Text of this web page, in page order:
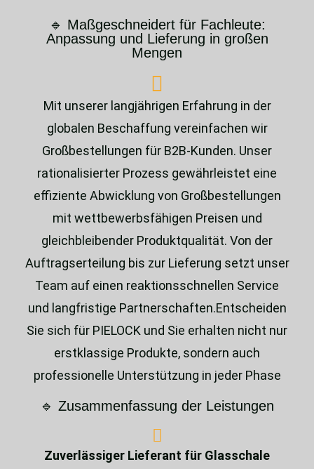
🔹 Maßgeschneidert für Fachleute:
Anpassung und Lieferung in großen
Mengen
Mit unserer langjährigen Erfahrung in der
globalen Beschaffung vereinfachen wir
Großbestellungen für B2B-Kunden. Unser
rationalisierter Prozess gewährleistet eine
effiziente Abwicklung von Großbestellungen
mit wettbewerbsfähigen Preisen und
gleichbleibender Produktqualität. Von der
Auftragserteilung bis zur Lieferung setzt unser
Team auf einen reaktionsschnellen Service
und langfristige Partnerschaften.Entscheiden
Sie sich für PIELOCK und Sie erhalten nicht nur
erstklassige Produkte, sondern auch
professionelle Unterstützung in jeder Phase
des Prozesses.
🔹 Zusammenfassung der Leistungen
Zuverlässiger Lieferant für Glasschale